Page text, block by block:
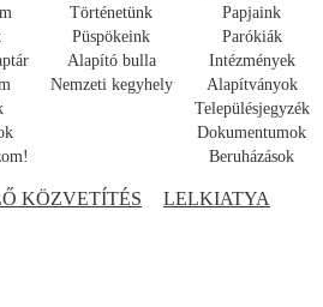
Történetünk
Püspökeink
Alapító bulla
Nemzeti kegyhely
Papjaink
Parókiák
Intézmények
Alapítványok
Településjegyzék
Dokumentumok
Beruházások
KÖZVETÍTÉS LELKIATYA